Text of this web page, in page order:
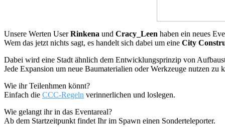
Unsere Werten UserRinkena und Cracy_Leen haben ein neues
Wem das jetzt nichts sagt, es handelt sich dabei um eine City
Dabei wird eine Stadt ähnlich dem Entwicklungsprinzip von
Jede Expansion um neue Baumaterialien oder Werkzeuge nutzen
Wie ihr Teilenhmen könnt?
Einfach die CCC-Regeln verinnerlichen und loslegen.
Wie gelangt ihr in das Eventareal?
Ab dem Startzeitpunkt findet Ihr im Spawn einen Sonderteleporter.